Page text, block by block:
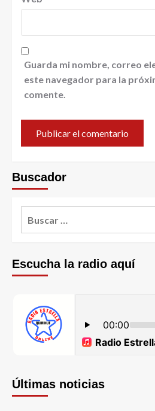
Guarda mi nombre, correo
este navegador para la
comente.
Buscador
Escucha la radio aquí
Últimas noticias